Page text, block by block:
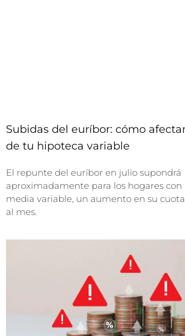
Subidas del euríbor: cómo
de tu hipoteca variable
El repunte del euríbor en julio supondrá
aproximadamente para los hogares
media variable, un aumento en su
al mes.